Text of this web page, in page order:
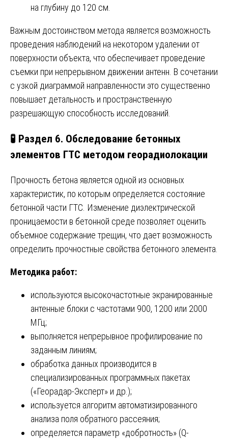
на глубину до 120 см.
Важным достоинством метода является возможность
проведения наблюдений на некотором удалении от
поверхности объекта, что обеспечивает проведение
съемки при непрерывном движении антенн. В сочетании
с узкой диаграммой направленности это существенно
повышает детальность и пространственную
разрешающую способность исследований.
🧪 Раздел 6. Обследование бетонных
элементов ГТС методом георадиолокации
Прочность бетона является одной из основных
характеристик, по которым определяется состояние
бетонной части ГТС. Изменение диэлектрической
проницаемости в бетонной среде позволяет оценить
объемное содержание трещин, что дает возможность
определить прочностные свойства бетонного элемента.
Методика работ:
используются высокочастотные экранированные
антенные блоки с частотами 900, 1200 или 2000
МГц;
выполняется непрерывное профилирование по
заданным линиям;
обработка данных производится в
специализированных программных пакетах
(«Георадар-Эксперт» и др.);
используется алгоритм автоматизированного
анализа поля обратного рассеяния;
определяется параметр «добротность» (Q-